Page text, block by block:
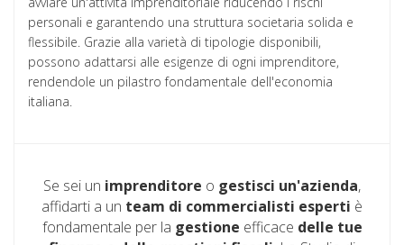
personali e garantendo una struttura societaria solida e
flessibile. Grazie alla varietà di tipologie disponibili,
possono adattarsi alle esigenze di ogni imprenditore,
rendendole un pilastro fondamentale dell'economia
italiana.
Se sei un imprenditore o gestisci un'azienda,
affidarti a un team di commercialisti esperti è
fondamentale per la gestione efficace delle tue